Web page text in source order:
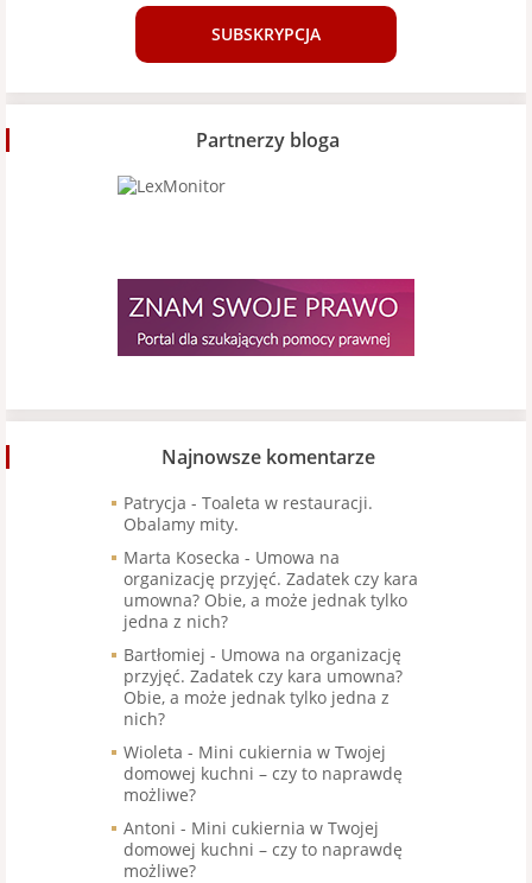
SUBSKRYPCJA
Partnerzy bloga
Najnowsze komentarze
Patrycja - Toaleta w restauracji.
Obalamy mity.
Marta Kosecka - Umowa na
organizację przyjęć. Zadatek czy kara
umowna? Obie, a może jednak tylko
jedna z nich?
Bartłomiej - Umowa na organizację
przyjęć. Zadatek czy kara umowna?
Obie, a może jednak tylko jedna z
nich?
Wioleta - Mini cukiernia w Twojej
domowej kuchni – czy to naprawdę
możliwe?
Antoni - Mini cukiernia w Twojej
domowej kuchni – czy to naprawdę
możliwe?